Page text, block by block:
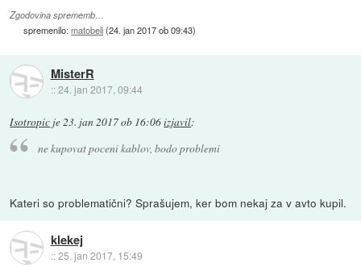
Zgodovina sprememb…
spremenilo:matobeli(24. jan 2017 ob 09:43)
MisterR
::24. jan 2017, 09:44
Isotropic je23. jan 2017 ob 16:06izjavil:
ne kupovat poceni kablov, bodo problemi
Kateri so problematični? Sprašujem, ker bom nekaj za v avto kupil.
klekej
::25. jan 2017, 15:49